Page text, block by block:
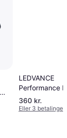
LEDVANCE
Performance
Lumen
41W IP65
360 kr.
Eller 3 betalinger